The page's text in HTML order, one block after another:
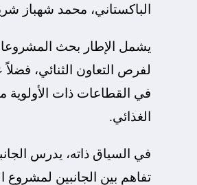
الباكستاني، محمد شهباز
يشمل الإطار بحث المشروعات
لفرص التعاون الثنائي،
في القطاعات ذات الأولوية
الغذائي.
في السياق ذاته، يدرس
تفاهم بين الجانبين لمشروع